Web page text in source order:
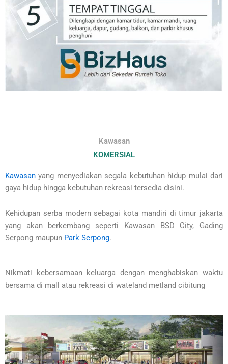
Kawasan
KOMERSIAL
Kawasan yang menyediakan segala kebutuhan hidup mulai dari
gaya hidup hingga kebutuhan rekreasi tersedia disini.
Kehidupan serba modern sebagai kota mandiri di timur jakarta
yang akan berkembang seperti Kawasan BSD City, Gading
Serpong maupun Park Serpong.
Nikmati kebersamaan keluarga dengan menghabiskan waktu
bersama di mall atau rekreasi di wateland metland cibitung